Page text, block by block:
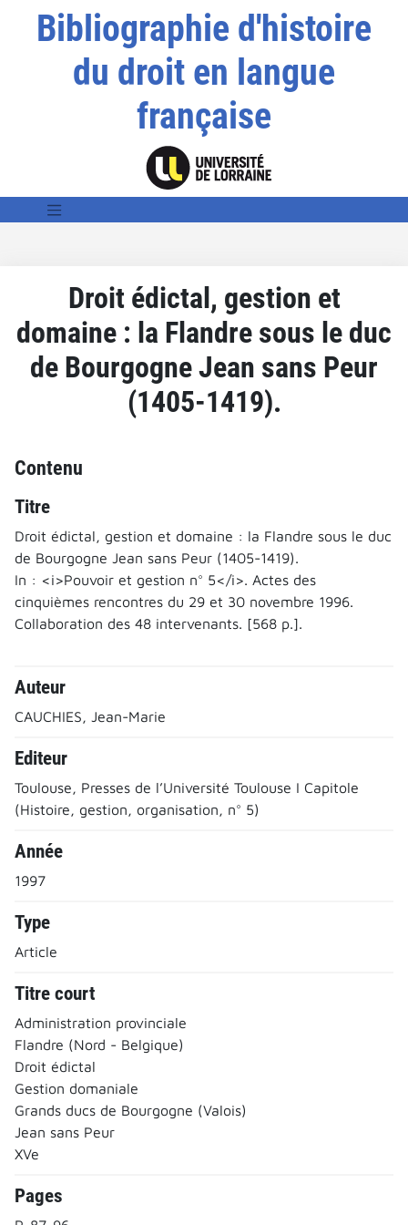
Bibliographie d'histoire
du droit en langue
française
Droit édictal, gestion et
domaine : la Flandre sous le duc
de Bourgogne Jean sans Peur
(1405-1419).
Contenu
Titre
Droit édictal, gestion et domaine : la Flandre sous le duc
de Bourgogne Jean sans Peur (1405-1419).
In : <i>Pouvoir et gestion n° 5</i>. Actes des
cinquièmes rencontres du 29 et 30 novembre 1996.
Collaboration des 48 intervenants. [568 p.].
Auteur
CAUCHIES, Jean-Marie
Editeur
Toulouse, Presses de l’Université Toulouse I Capitole
(Histoire, gestion, organisation, n° 5)
Année
1997
Type
Article
Titre court
Administration provinciale
Flandre (Nord - Belgique)
Droit édictal
Gestion domaniale
Grands ducs de Bourgogne (Valois)
Jean sans Peur
XVe
Pages